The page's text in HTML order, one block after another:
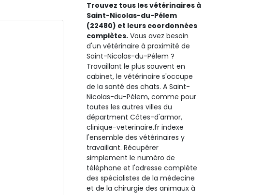
Trouvez tous les vétérinaires à
Saint-Nicolas-du-Pélem
(22480) et leurs coordonnées
complètes. Vous avez besoin
d'un vétérinaire à proximité de
Saint-Nicolas-du-Pélem ?
Travaillant le plus souvent en
cabinet, le vétérinaire s'occupe
de la santé des chats. A Saint-
Nicolas-du-Pélem, comme pour
toutes les autres villes du
départment Côtes-d'armor,
clinique-veterinaire.fr indexe
l'ensemble des vétérinaires y
travaillant. Récupérer
simplement le numéro de
téléphone et l'adresse complète
des spécialistes de la médecine
et de la chirurgie des animaux à